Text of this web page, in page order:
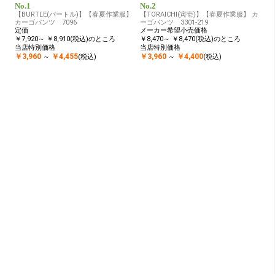
No.1
【BURTLE(バートル)】【春夏作業服】
カーゴパンツ 7096
定価
￥7,920～ ￥8,910(税込)のところ
当店特別価格
￥3,960 ～ ￥4,455(税込)
No.2
【TORAICHI(寅壱)】【春夏作業服】 カ
ーゴパンツ 3301-219
メーカー希望小売価格
￥8,470～ ￥8,470(税込)のところ
当店特別価格
￥3,960 ～ ￥4,400(税込)